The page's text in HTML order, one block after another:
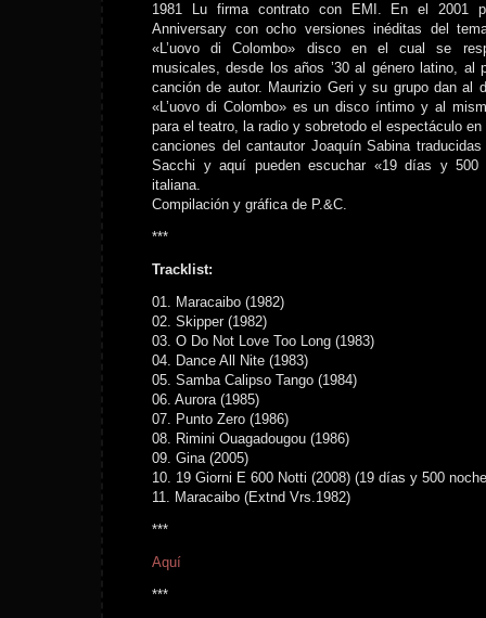
1981 Lu firma contrato con EMI. En el 2001
Anniversary con ocho versiones inéditas del
«L’uovo di Colombo» disco en el cual se
musicales, desde los años ’30 al género latino, al
canción de autor. Maurizio Geri y su grupo dan al
«L’uovo di Colombo» es un disco íntimo y al
para el teatro, la radio y sobretodo el espectáculo
canciones del cantautor Joaquín Sabina
Sacchi y aquí pueden escuchar «19 días y 500
italiana.
Compilación y gráfica de P.&C.
***
Tracklist:
01. Maracaibo (1982)
02. Skipper (1982)
03. O Do Not Love Too Long (1983)
04. Dance All Nite (1983)
05. Samba Calipso Tango (1984)
06. Aurora (1985)
07. Punto Zero (1986)
08. Rimini Ouagadougou (1986)
09. Gina (2005)
10. 19 Giorni E 600 Notti (2008) (19 días y 500
11. Maracaibo (Extnd Vrs.1982)
***
Aquí
***